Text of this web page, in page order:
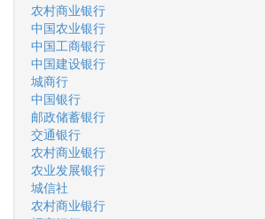
农村商业银行
中国农业银行
中国工商银行
中国建设银行
城商行
中国银行
邮政储蓄银行
交通银行
农村商业银行
农业发展银行
城信社
农村商业银行